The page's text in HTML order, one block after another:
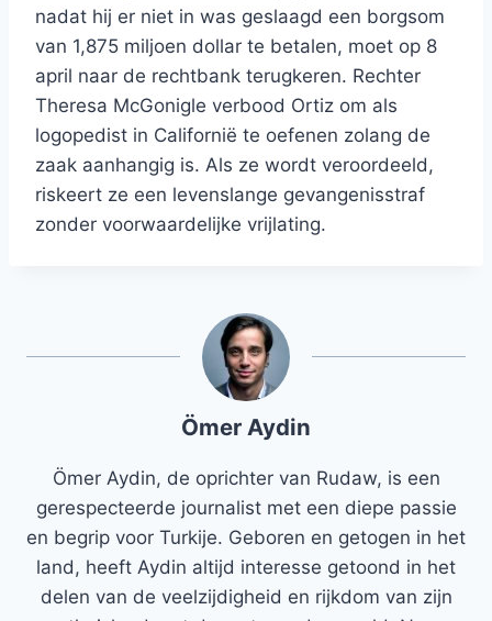
nadat hij er niet in was geslaagd een borgsom
van 1,875 miljoen dollar te betalen, moet op 8
april naar de rechtbank terugkeren. Rechter
Theresa McGonigle verbood Ortiz om als
logopedist in Californië te oefenen zolang de
zaak aanhangig is. Als ze wordt veroordeeld,
riskeert ze een levenslange gevangenisstraf
zonder voorwaardelijke vrijlating.
Ömer Aydin
Ömer Aydin, de oprichter van Rudaw, is een
gerespecteerde journalist met een diepe passie
en begrip voor Turkije. Geboren en getogen in het
land, heeft Aydin altijd interesse getoond in het
delen van de veelzijdigheid en rijkdom van zijn